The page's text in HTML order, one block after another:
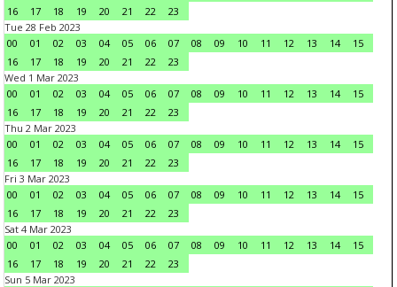
16
17 18 19 20 21 22
23
Tue 28 Feb 2023
00
01 02 03 04 05 06 07 08 09 10 11 12 13 14
15
16
17 18 19 20 21 22
23
Wed 1 Mar 2023
00
01 02 03 04 05 06 07 08 09 10 11 12 13 14
15
16
17 18 19 20 21 22
23
Thu 2 Mar 2023
00
01 02 03 04 05 06 07 08 09 10 11 12 13 14
15
16
17 18 19 20 21 22
23
Fri 3 Mar 2023
00
01 02 03 04 05 06 07 08 09 10 11 12 13 14
15
16
17 18 19 20 21 22
23
Sat 4 Mar 2023
00
01 02 03 04 05 06 07 08 09 10 11 12 13 14
15
16
17 18 19 20 21 22
23
Sun 5 Mar 2023